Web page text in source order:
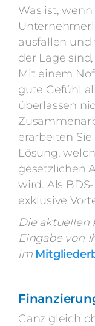
Was ist,
ausfallen
der Lage
Mit einem
gute Gefühl
überlassen
erarbeiten
Lösung,
gesetzlichen
wird. Als
exklusive
Die aktuellen
Eingabe von
im
Ganz gleich